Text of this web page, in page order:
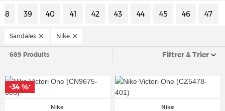
38 39 40 41 42 43 44 45 46 47
Sandales Nike
689 Produits Filtrer & Trier
Nike
-34 %*
Nike